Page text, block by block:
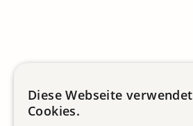
Diese Webseite verwendet
Cookies.